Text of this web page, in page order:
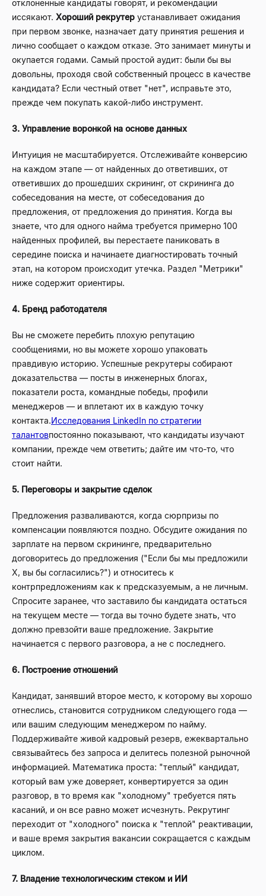
отклоненные кандидаты говорят, и рекомендации
иссякают. Хороший рекрутер устанавливает ожидания
при первом звонке, назначает дату принятия решения и
лично сообщает о каждом отказе. Это занимает минуты и
окупается годами. Самый простой аудит: были бы вы
довольны, проходя свой собственный процесс в качестве
кандидата? Если честный ответ "нет", исправьте это,
прежде чем покупать какой-либо инструмент.
3. Управление воронкой на основе данных
Интуиция не масштабируется. Отслеживайте конверсию
на каждом этапе — от найденных до ответивших, от
ответивших до прошедших скрининг, от скрининга до
собеседования на месте, от собеседования до
предложения, от предложения до принятия. Когда вы
знаете, что для одного найма требуется примерно 100
найденных профилей, вы перестаете паниковать в
середине поиска и начинаете диагностировать точный
этап, на котором происходит утечка. Раздел "Метрики"
ниже содержит ориентиры.
4. Бренд работодателя
Вы не сможете перебить плохую репутацию
сообщениями, но вы можете хорошо упаковать
правдивую историю. Успешные рекрутеры собирают
доказательства — посты в инженерных блогах,
показатели роста, командные победы, профили
менеджеров — и вплетают их в каждую точку
контакта.Исследования LinkedIn по стратегии
талантовпостоянно показывают, что кандидаты изучают
компании, прежде чем ответить; дайте им что-то, что
стоит найти.
5. Переговоры и закрытие сделок
Предложения разваливаются, когда сюрпризы по
компенсации появляются поздно. Обсудите ожидания по
зарплате на первом скрининге, предварительно
договоритесь до предложения ("Если бы мы предложили
X, вы бы согласились?") и относитесь к
контрпредложениям как к предсказуемым, а не личным.
Спросите заранее, что заставило бы кандидата остаться
на текущем месте — тогда вы точно будете знать, что
должно превзойти ваше предложение. Закрытие
начинается с первого разговора, а не с последнего.
6. Построение отношений
Кандидат, занявший второе место, к которому вы хорошо
отнеслись, становится сотрудником следующего года —
или вашим следующим менеджером по найму.
Поддерживайте живой кадровый резерв, ежеквартально
связывайтесь без запроса и делитесь полезной рыночной
информацией. Математика проста: "теплый" кандидат,
который вам уже доверяет, конвертируется за один
разговор, в то время как "холодному" требуется пять
касаний, и он все равно может исчезнуть. Рекрутинг
переходит от "холодного" поиска к "теплой" реактивации,
и ваше время закрытия вакансии сокращается с каждым
циклом.
7. Владение технологическим стеком и ИИ